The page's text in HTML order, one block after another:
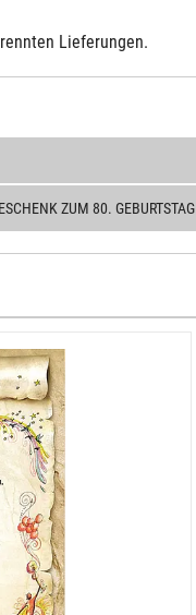
Lieferungen.
ZUM 80. GEBURTSTAG